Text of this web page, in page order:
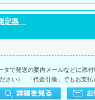
定器
タで発送の案内メールなどに添
さい） 「代金引換」でもお支払